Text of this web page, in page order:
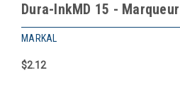
Dura-InkMD 15 -
MARKAL
$2.12